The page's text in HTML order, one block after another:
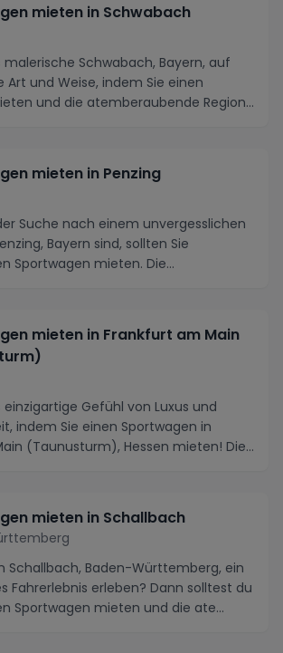
mieten in Schwabach
malerische Schwabach, Bayern, auf
Art und Weise, indem Sie einen
und die atemberaubende Region
mieten in Penzing
Suche nach einem unvergesslichen
Bayern sind, sollten Sie
Sportwagen mieten. Die
mieten in Frankfurt am Main
einzigartige Gefühl von Luxus und
indem Sie einen Sportwagen in
(Taunusturm), Hessen mieten! Die
mieten in Schallbach
Schallbach, Baden-Württemberg, ein
Fahrerlebnis erleben? Dann solltest du
Sportwagen mieten und die ate...